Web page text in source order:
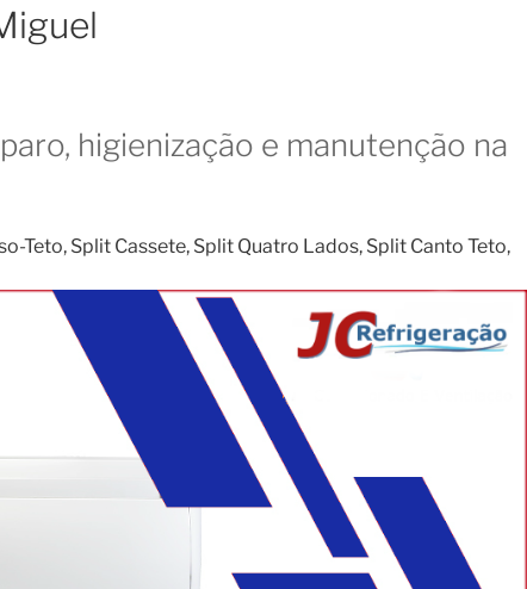
higienização e manutenção na
Split Cassete, Split Quatro Lados, Split Canto Teto,